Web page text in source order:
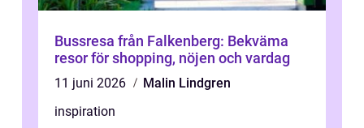
Bussresa från Falkenberg: Bekväma
resor för shopping, nöjen och vardag
11 juni 2026
Malin Lindgren
inspiration